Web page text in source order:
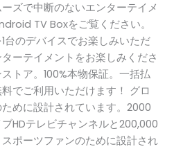
ズで中断のないエンターテイメ
TV Boxをご覧ください。
台のデバイスでお楽しみいただ
ーテイメントをお楽しみくださ
トア。100%本物保証。一括払
でご利用いただけます！ グロ
めに設計されています。2000
HDテレビチャンネルと200,000
ポーツファンのために設計され